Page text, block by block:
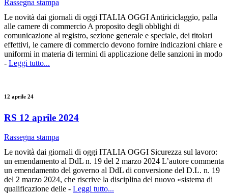
Rassegna stampa
Le novità dai giornali di oggi ITALIA OGGI Antiriciclaggio, palla
alle camere di commercio A proposito degli obblighi di
comunicazione al registro, sezione generale e speciale, dei titolari
effettivi, le camere di commercio devono fornire indicazioni chiare e
uniformi in materia di termini di applicazione delle sanzioni in modo
- Leggi tutto...
12 aprile 24
RS 12 aprile 2024
Rassegna stampa
Le novità dai giornali di oggi ITALIA OGGI Sicurezza sul lavoro:
un emendamento al DdL n. 19 del 2 marzo 2024 L’autore commenta
un emendamento del governo al DdL di conversione del D.L. n. 19
del 2 marzo 2024, che riscrive la disciplina del nuovo «sistema di
qualificazione delle - Leggi tutto...